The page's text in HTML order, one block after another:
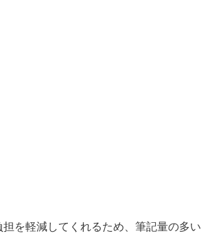
を軽減してくれるため、筆記量の多い